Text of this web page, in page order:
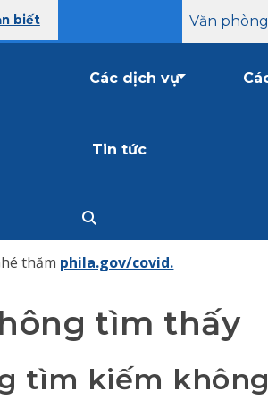
biết Văn
Các dịch vụ
Tin tức
thăm phila.gov/covid.
tìm thấy
tìm kiếm